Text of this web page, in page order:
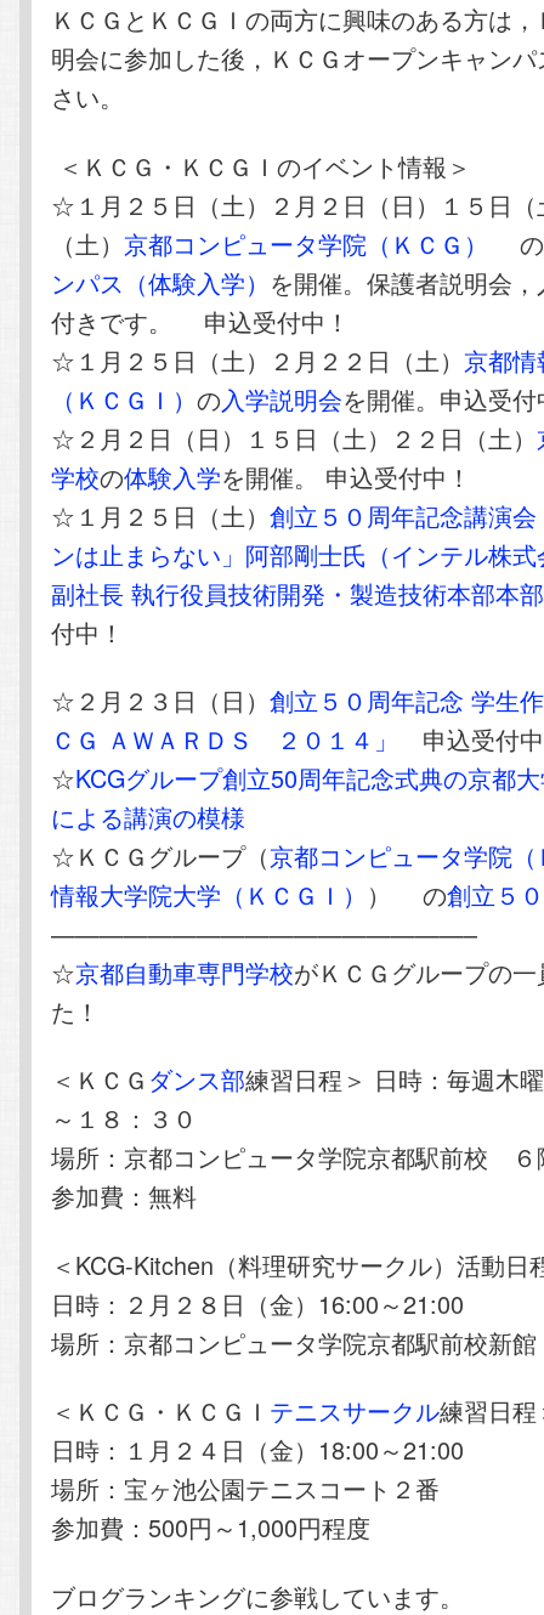
ＫＣＧとＫＣＧＩの両方に興味のある方は
明会に参加した後，ＫＣＧオープンキャン
さい。
＜ＫＣＧ・ＫＣＧＩのイベント情報＞
☆１月２５日（土）２月２日（日）１５日（
（土） 京都コンピュータ学院（ＫＣＧ）
の
ンパス（体験入学） を開催。保護者説明会
付きです。 申込受付中！
☆１月２５日（土）２月２２日（土） 京都
（ＫＣＧＩ）の入学説明会を開催。申込受
☆２月２日（日）１５日（土）２２日（土）
学校の体験入学を開催。 申込受付中！
☆１月２５日（土）創立５０周年記念講演
ンは止まらない」阿部剛士氏（インテル株
副社長 執行役員技術開発・製造技術本部本
付中！
☆２月２３日（日）創立５０周年記念 学生
ＣＧ ＡＷＡＲＤＳ ２０１４」
申込受
☆KCGグループ創立50周年記念式典の京都
による講演の模様
☆ＫＣＧグループ（京都コンピュータ学院
情報大学院大学（ＫＣＧＩ） ） の創立５
—————————————————–
☆京都自動車専門学校がＫＣＧグループの
た！
＜ＫＣＧ ダンス部練習日程＞ 日時：毎週木
～１８：３０
場所：京都コンピュータ学院京都駅前校 ６
参加費：無料
＜KCG-Kitchen（料理研究サークル）活動日
日時：２月２８日（金）16:00～21:00
場所：京都コンピュータ学院京都駅前校新館
＜ＫＣＧ・ＫＣＧＩ テニスサークル練習日程
日時：１月２４日（金）18:00～21:00
場所：宝ヶ池公園テニスコート２番
参加費：500円～1,000円程度
ブログランキングに参戦しています。